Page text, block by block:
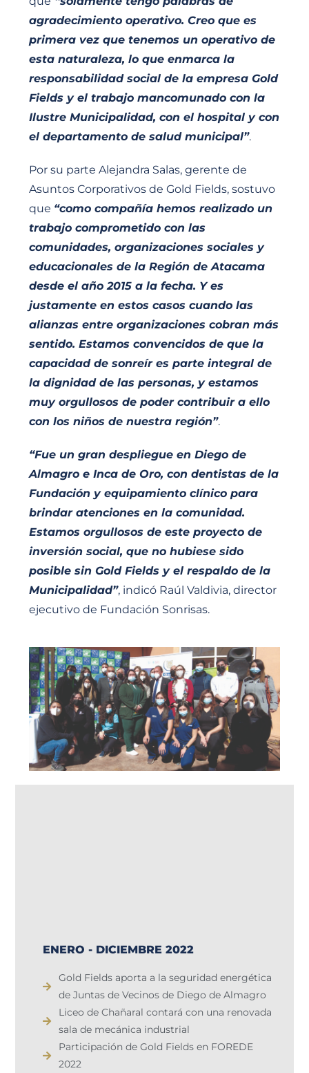
agradecimiento operativo. Creo que es
primera vez que tenemos un operativo de
esta naturaleza, lo que enmarca la
responsabilidad social de la empresa Gold
Fields y el trabajo mancomunado con la
Ilustre Municipalidad, con el hospital y con
el departamento de salud municipal”.
Por su parte Alejandra Salas, gerente de
Asuntos Corporativos de Gold Fields, sostuvo
que “como compañía hemos realizado un
trabajo comprometido con las
comunidades, organizaciones sociales y
educacionales de la Región de Atacama
desde el año 2015 a la fecha. Y es
justamente en estos casos cuando las
alianzas entre organizaciones cobran más
sentido. Estamos convencidos de que la
capacidad de sonreír es parte integral de
la dignidad de las personas, y estamos
muy orgullosos de poder contribuir a ello
con los niños de nuestra región”.
“Fue un gran despliegue en Diego de
Almagro e Inca de Oro, con dentistas de la
Fundación y equipamiento clínico para
brindar atenciones en la comunidad.
Estamos orgullosos de este proyecto de
inversión social, que no hubiese sido
posible sin Gold Fields y el respaldo de la
Municipalidad”, indicó Raúl Valdivia, director
ejecutivo de Fundación Sonrisas.
ENERO - DICIEMBRE 2022
Gold Fields aporta a la seguridad energética
de Juntas de Vecinos de Diego de Almagro
Liceo de Chañaral contará con una renovada
sala de mecánica industrial
Participación de Gold Fields en FOREDE
2022​